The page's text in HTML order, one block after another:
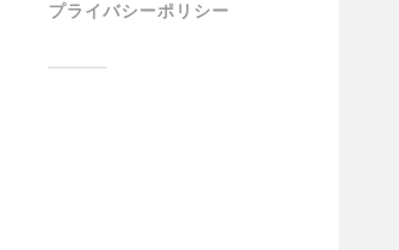
プライバシーポリシー